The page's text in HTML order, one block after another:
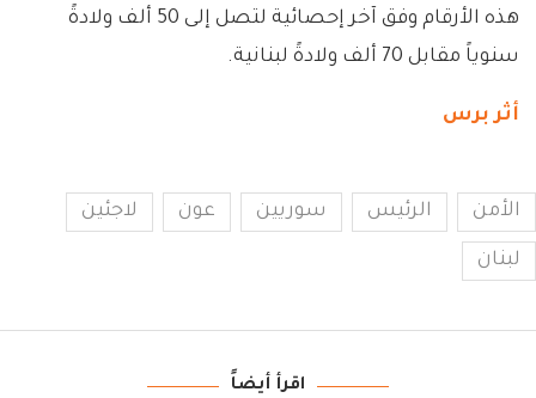
هذه الأرقام وفق آخر إحصائية لتصل إلى 50 ألف ولادةً
سنوياً مقابل 70 ألف ولادةً لبنانية.
أثر برس
الأمن الرئيس سوريين عون لاجئين
لبنان
اقرأ أيضاً